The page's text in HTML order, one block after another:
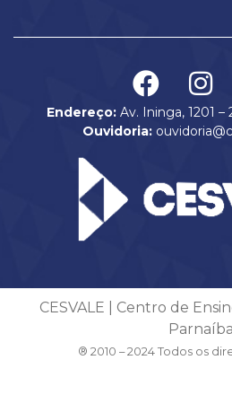
Endereço:Av. Ininga, 1201 –
Ouvidoria:
CESVALE | Centro de
Parnaíba
® 2010 – 2024 Todos os